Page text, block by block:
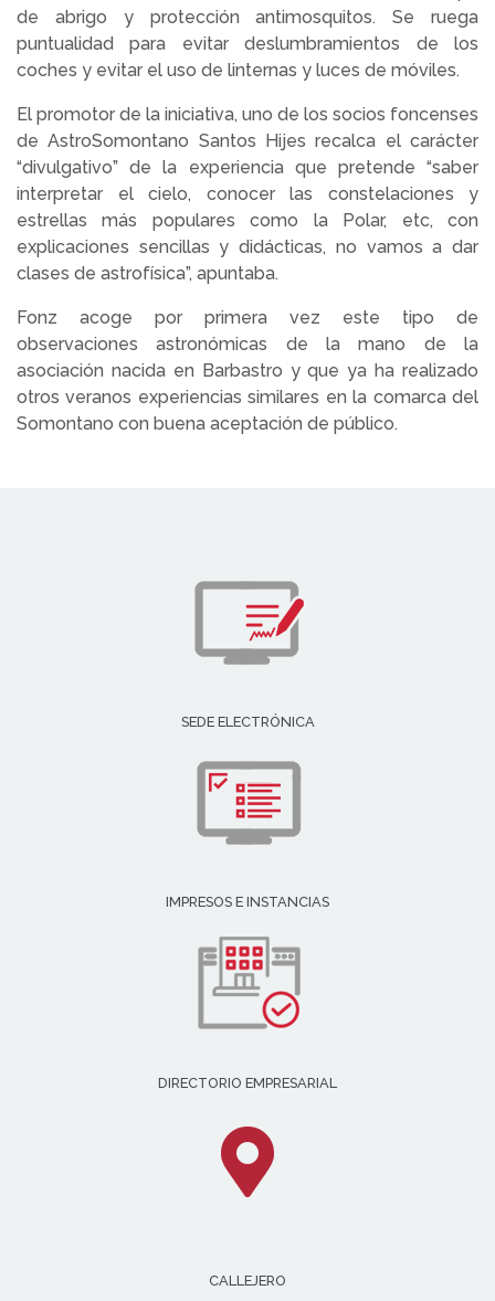
de abrigo y protección antimosquitos. Se ruega
puntualidad para evitar deslumbramientos de los
coches y evitar el uso de linternas y luces de móviles.
El promotor de la iniciativa, uno de los socios foncenses
de AstroSomontano Santos Hijes recalca el carácter
“divulgativo” de la experiencia que pretende “saber
interpretar el cielo, conocer las constelaciones y
estrellas más populares como la Polar, etc, con
explicaciones sencillas y didácticas, no vamos a dar
clases de astrofísica”, apuntaba.
Fonz acoge por primera vez este tipo de
observaciones astronómicas de la mano de la
asociación nacida en Barbastro y que ya ha realizado
otros veranos experiencias similares en la comarca del
Somontano con buena aceptación de público.
SEDE ELECTRÓNICA
IMPRESOS E INSTANCIAS
DIRECTORIO EMPRESARIAL
CALLEJERO